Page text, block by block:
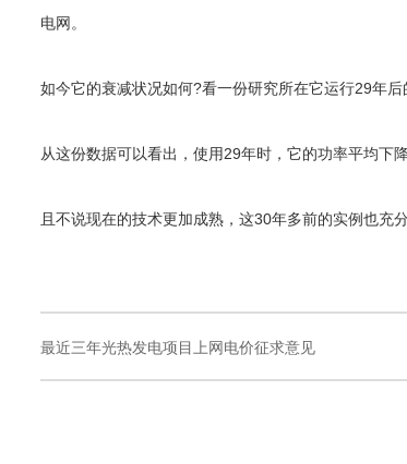
电网。
如今它的衰减状况如何?看一份研究所在它运行29年后
从这份数据可以看出，使用29年时，它的功率平均下
且不说现在的技术更加成熟，这30年多前的实例也充
最近三年光热发电项目上网电价征求意见